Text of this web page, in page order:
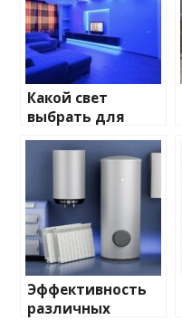
Какой свет
выбрать для
домашнего
освещения
Эффективность
различных